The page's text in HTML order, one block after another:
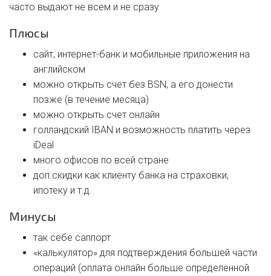
часто выдают не всем и не сразу
Плюсы
сайт, интернет-банк и мобильные приложения на
английском
можно открыть счет без BSN, а его донести
позже (в течение месяца)
можно открыть счет онлайн
голландский IBAN и возможность платить через
iDeal
много офисов по всей стране
доп.скидки как клиенту банка на страховки,
ипотеку и т.д.
Минусы
так себе саппорт
«калькулятор» для подтверждения большей части
операций (оплата онлайн больше определенной